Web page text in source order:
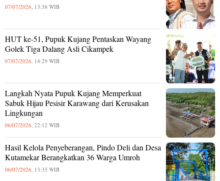
07/07/2026, 13:38 WIB
HUT ke-51, Pupuk Kujang Pentaskan Wayang
Golek Tiga Dalang Asli Cikampek
07/07/2026, 14:29 WIB
Langkah Nyata Pupuk Kujang Memperkuat
Sabuk Hijau Pesisir Karawang dari Kerusakan
Lingkungan
06/07/2026, 22:12 WIB
Hasil Kelola Penyeberangan, Pindo Deli dan Desa
Kutamekar Berangkatkan 36 Warga Umroh
06/07/2026, 13:35 WIB